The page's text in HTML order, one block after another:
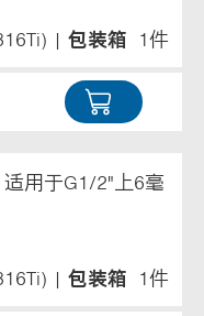
包装箱 1件
适用于G1/2"上6毫
包装箱 1件